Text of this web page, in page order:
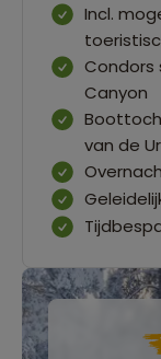
Incl.
Condors
Canyon
van de